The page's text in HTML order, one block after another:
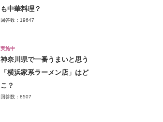
も中華料理？
回答数：19647
実施中
神奈川県で一番うまいと思う
「横浜家系ラーメン店」はど
こ？
回答数：8507